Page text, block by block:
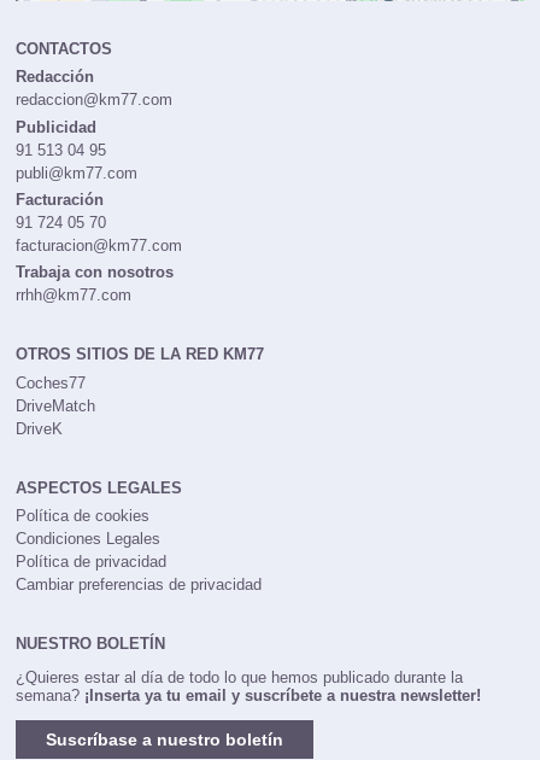
CONTACTOS
Redacción
redaccion@km77.com
Publicidad
91 513 04 95
publi@km77.com
Facturación
91 724 05 70
facturacion@km77.com
Trabaja con nosotros
rrhh@km77.com
OTROS SITIOS DE LA RED KM77
Coches77
DriveMatch
DriveK
ASPECTOS LEGALES
Política de cookies
Condiciones Legales
Política de privacidad
Cambiar preferencias de privacidad
NUESTRO BOLETÍN
¿Quieres estar al día de todo lo que hemos publicado durante la
semana? ¡Inserta ya tu email y suscríbete a nuestra newsletter!
Suscríbase a nuestro boletín